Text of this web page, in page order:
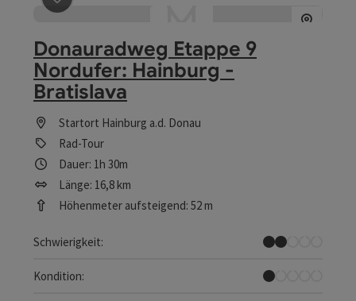
Donauradweg Etappe 9
Nordufer: Hainburg -
Bratislava
Startort Hainburg a.d. Donau
Rad-Tour
Dauer: 1h 30m
Länge: 16,8 km
Höhenmeter aufsteigend: 52 m
Schwierigkeit:
Leicht
Kondition:
Sehr leicht